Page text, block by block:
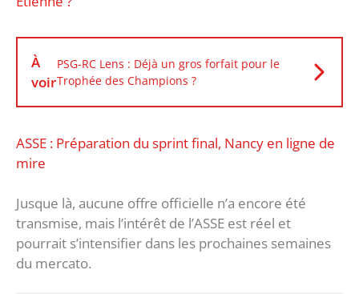
À
voir
PSG-RC Lens : Déjà un gros forfait pour le
Trophée des Champions ?
ASSE : Préparation du sprint final, Nancy en ligne de
mire
Jusque là, aucune offre officielle n’a encore été
transmise, mais l’intérêt de l’ASSE est réel et
pourrait s’intensifier dans les prochaines semaines
du mercato.